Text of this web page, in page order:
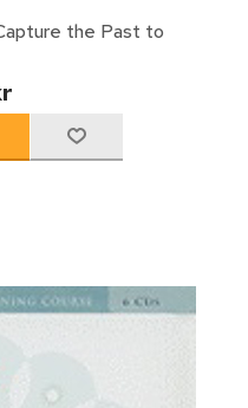
the Past to